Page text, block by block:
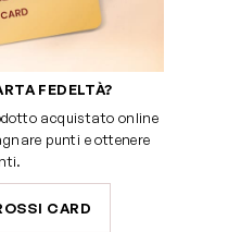
FEDELTÀ?
acquistato online
punti e ottenere
CARD